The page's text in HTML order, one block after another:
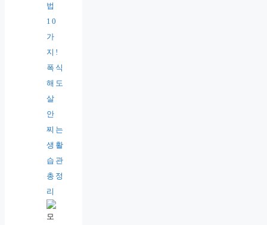
법
10
가
지!
폭식
해도
살
안
찌는
생활
습관
총정
리